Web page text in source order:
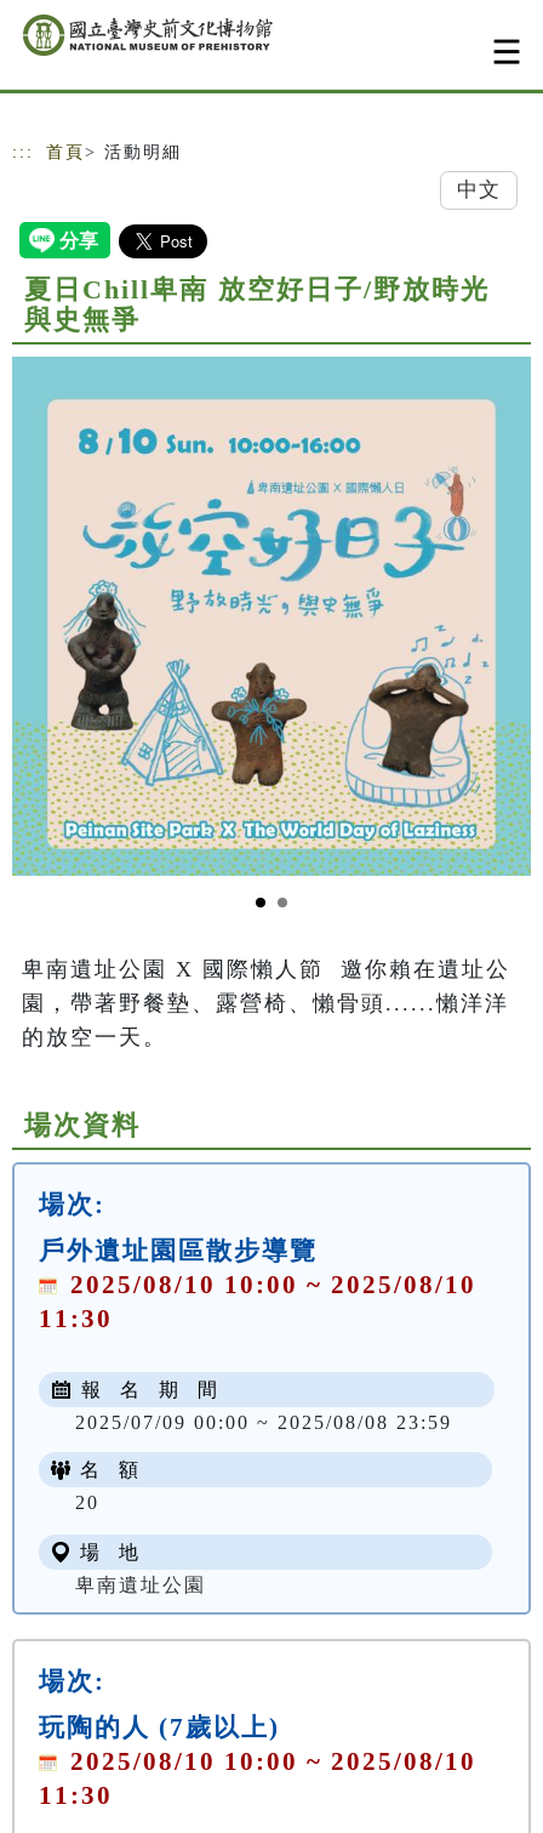
跳到主要內容
網站導覽
::: 首頁 > 活動明細
中文
夏日Chill卑南 放空好日子/野放時光
與史無爭
卑南遺址公園 X 國際懶人節  邀你賴在遺址公
園，帶著野餐墊、露營椅、懶骨頭......懶洋洋
的放空一天。
場次資料
場次:
戶外遺址園區散步導覽
2025/08/10 10:00 ~ 2025/08/10
11:30
報 名 期 間
2025/07/09 00:00 ~ 2025/08/08 23:59
名 額
20
場 地
卑南遺址公園
場次:
玩陶的人 (7歲以上)
2025/08/10 10:00 ~ 2025/08/10
11:30